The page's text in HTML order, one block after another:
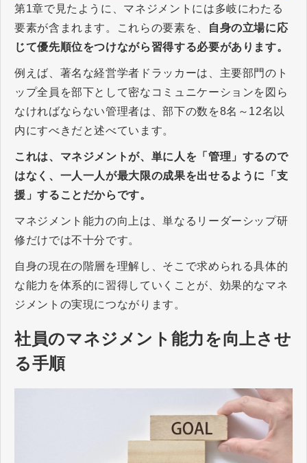
第1章で見たように、マネジメントには多岐にわたる
要素が含まれます。これらの要素を、
自身の立場に応
じて優先順位をつけながら習得する必要があります。
例えば、著名な経営学者ドラッカーは、主要部門のト
ップ全員を部下として密なコミュニケーションを図ら
なければならない管理者は、部下の数を8名～12名以
内にすべきだと述べています。
これは、マネジメントが、単に人を「管理」するので
はなく、一人一人が最大限の成果を出せるように「支
援」することだからです。
マネジメント能力の向上は、単なるリーダーシップ研
修だけでは不十分です。
自身の現在の階層を理解し、そこで求められる具体的
な能力を体系的に習得していくことが、効果的なマネ
ジメントの実現につながります。
社員のマネジメント能力を向上させ
る手順